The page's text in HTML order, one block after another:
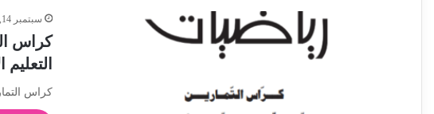
سبتمبر 14, 2021
كراس
كراس